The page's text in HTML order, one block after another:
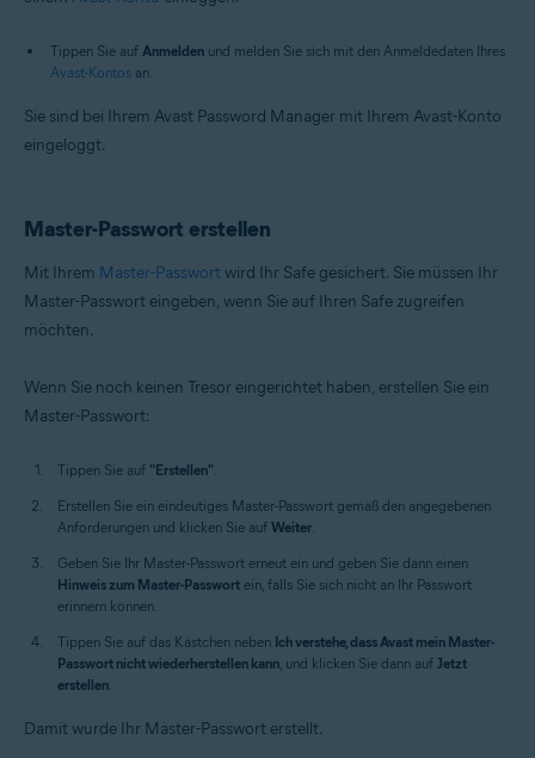
Tippen Sie auf Anmelden und melden Sie sich mit den Anmeldedaten Ihres
Avast-Kontos an.
Sie sind bei Ihrem Avast Password Manager mit Ihrem Avast-Konto
eingeloggt.
Master-Passwort erstellen
Mit Ihrem Master-Passwortwird Ihr Safe gesichert. Sie müssen Ihr
Master-Passwort eingeben, wenn Sie auf Ihren Safe zugreifen
möchten.
Wenn Sie noch keinen Tresor eingerichtet haben, erstellen Sie ein
Master-Passwort:
Tippen Sie auf "Erstellen".
Erstellen Sie ein eindeutiges Master-Passwort gemäß den angegebenen
Anforderungen und klicken Sie auf Weiter.
Geben Sie Ihr Master-Passwort erneut ein und geben Sie dann einen
Hinweis zum Master-Passwort ein, falls Sie sich nicht an Ihr Passwort
erinnern können.
Tippen Sie auf das Kästchen neben Ich verstehe, dass Avast mein Master-
Passwort nicht wiederherstellen kann, und klicken Sie dann auf Jetzt
erstellen.
Damit wurde Ihr Master-Passwort erstellt.